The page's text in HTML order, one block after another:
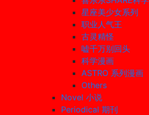
星座美少女系列
职业人气王
古灵精怪
嘘千万别回头
科学漫画
ASTRO 系列漫画
Others
Novel 小说
Periodical 期刊